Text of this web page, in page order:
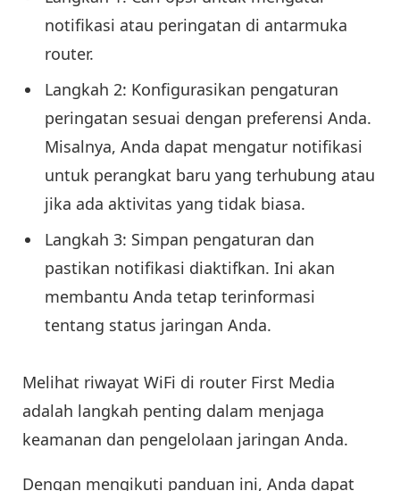
notifikasi atau peringatan di antarmuka
router.
Langkah 2: Konfigurasikan pengaturan
peringatan sesuai dengan preferensi Anda.
Misalnya, Anda dapat mengatur notifikasi
untuk perangkat baru yang terhubung atau
jika ada aktivitas yang tidak biasa.
Langkah 3: Simpan pengaturan dan
pastikan notifikasi diaktifkan. Ini akan
membantu Anda tetap terinformasi
tentang status jaringan Anda.
Melihat riwayat WiFi di router First Media
adalah langkah penting dalam menjaga
keamanan dan pengelolaan jaringan Anda.
Dengan mengikuti panduan ini, Anda dapat